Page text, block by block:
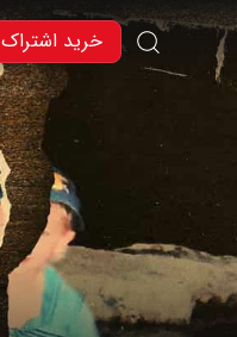
خرید اشتراک